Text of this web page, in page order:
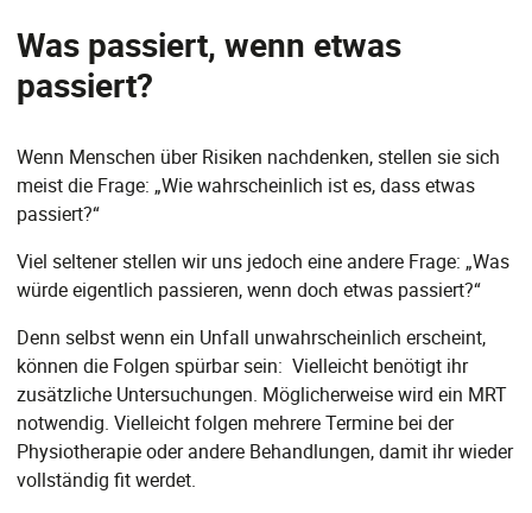
Was passiert, wenn etwas
passiert?
Wenn Menschen über Risiken nachdenken, stellen sie sich
meist die Frage: „Wie wahrscheinlich ist es, dass etwas
passiert?“
Viel seltener stellen wir uns jedoch eine andere Frage: „Was
würde eigentlich passieren, wenn doch etwas passiert?“
Denn selbst wenn ein Unfall unwahrscheinlich erscheint,
können die Folgen spürbar sein: Vielleicht benötigt ihr
zusätzliche Untersuchungen. Möglicherweise wird ein MRT
notwendig. Vielleicht folgen mehrere Termine bei der
Physiotherapie oder andere Behandlungen, damit ihr wieder
vollständig fit werdet.